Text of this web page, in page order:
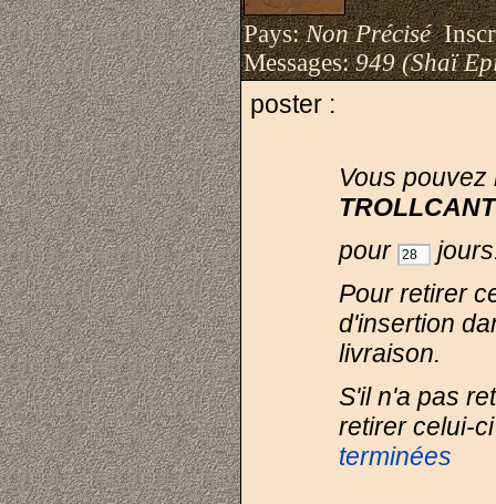
Pays:Non Précisé
Messages:949 (Shaï
poster :
Vous
pour
jours
Pour retirer
d'insertion
livraison.
S'il n'a pas
retirer celui-
terminées